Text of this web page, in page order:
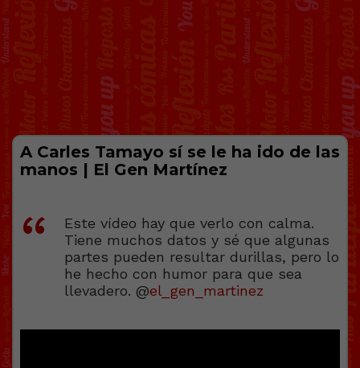
A Carles Tamayo sí se le ha ido de las
manos | El Gen Martínez
Este vídeo hay que verlo con calma.
Tiene muchos datos y sé que algunas
partes pueden resultar durillas, pero lo
he hecho con humor para que sea
llevadero. @el_gen_martinez